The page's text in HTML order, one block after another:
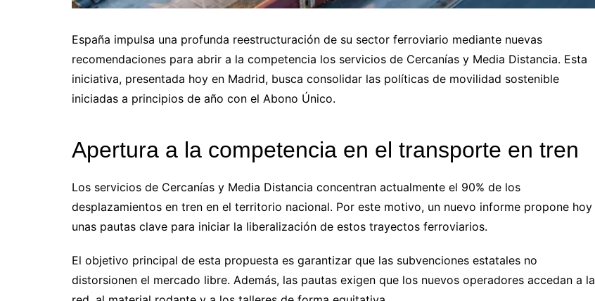
España impulsa una profunda reestructuración de su sector ferroviario mediante nuevas
recomendaciones para abrir a la competencia los servicios de Cercanías y Media Distancia. Esta
iniciativa, presentada hoy en Madrid, busca consolidar las políticas de movilidad sostenible
iniciadas a principios de año con el Abono Único.
Apertura a la competencia en el transporte en tren
Los servicios de Cercanías y Media Distancia concentran actualmente el 90% de los
desplazamientos en tren en el territorio nacional. Por este motivo, un nuevo informe propone hoy
unas pautas clave para iniciar la liberalización de estos trayectos ferroviarios.
El objetivo principal de esta propuesta es garantizar que las subvenciones estatales no
distorsionen el mercado libre. Además, las pautas exigen que los nuevos operadores accedan a la